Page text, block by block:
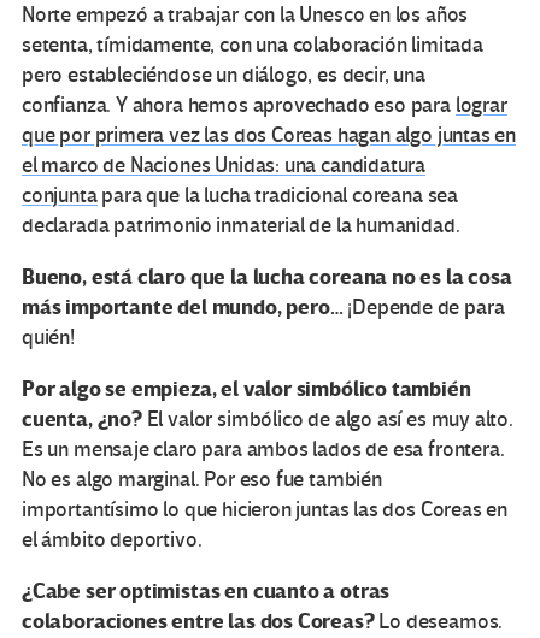
Norte empezó a trabajar con la Unesco en los años
setenta, tímidamente, con una colaboración limitada
pero estableciéndose un diálogo, es decir, una
confianza. Y ahora hemos aprovechado eso para lograr
que por primera vez las dos Coreas hagan algo juntas en
el marco de Naciones Unidas: una candidatura
conjuntapara que la lucha tradicional coreana sea
declarada patrimonio inmaterial de la humanidad.
Bueno, está claro que la lucha coreana no es la cosa
más importante del mundo, pero… ¡Depende de para
quién!
Por algo se empieza, el valor simbólico también
cuenta, ¿no?El valor simbólico de algo así es muy alto.
Es un mensaje claro para ambos lados de esa frontera.
No es algo marginal. Por eso fue también
importantísimo lo que hicieron juntas las dos Coreas en
el ámbito deportivo.
¿Cabe ser optimistas en cuanto a otras
colaboraciones entre las dos Coreas?Lo deseamos.